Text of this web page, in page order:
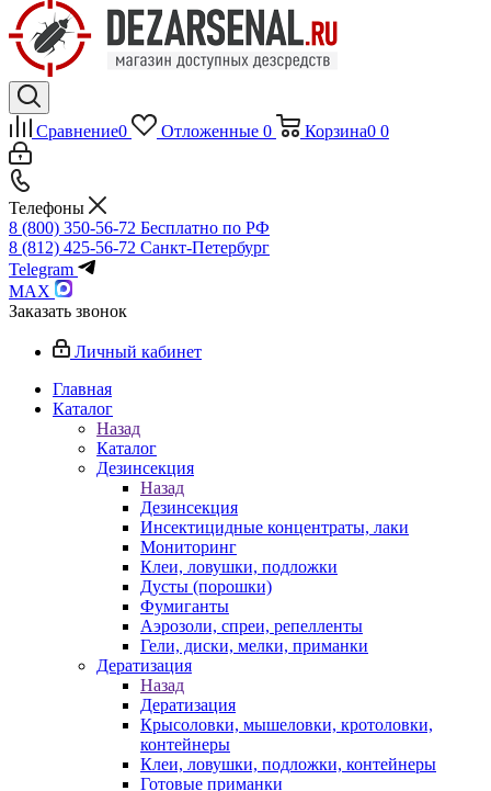
Сравнение0 Отложенные 0 Корзина0 0
Телефоны
8 (800) 350-56-72 Бесплатно по РФ
8 (812) 425-56-72 Санкт-Петербург
Telegram
MAX
Заказать звонок
Личный кабинет
Главная
Каталог
Назад
Каталог
Дезинсекция
Назад
Дезинсекция
Инсектицидные концентраты, лаки
Мониторинг
Клеи, ловушки, подложки
Дусты (порошки)
Фумиганты
Аэрозоли, спреи, репелленты
Гели, диски, мелки, приманки
Дератизация
Назад
Дератизация
Крысоловки, мышеловки, кротоловки,
контейнеры
Клеи, ловушки, подложки, контейнеры
Готовые приманки